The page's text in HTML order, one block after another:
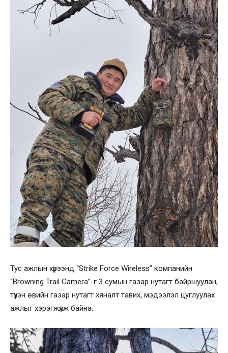
Тус ажлын хүрээнд “Strike Force Wireless” компанийн
“Browning Trail Camera”-г 3 сумын газар нутагт байршуулан,
түүхэн өвийн газар нутагт хяналт тавих, мэдээлэл цуглуулах
ажлыг хэрэгжүүлж байна.